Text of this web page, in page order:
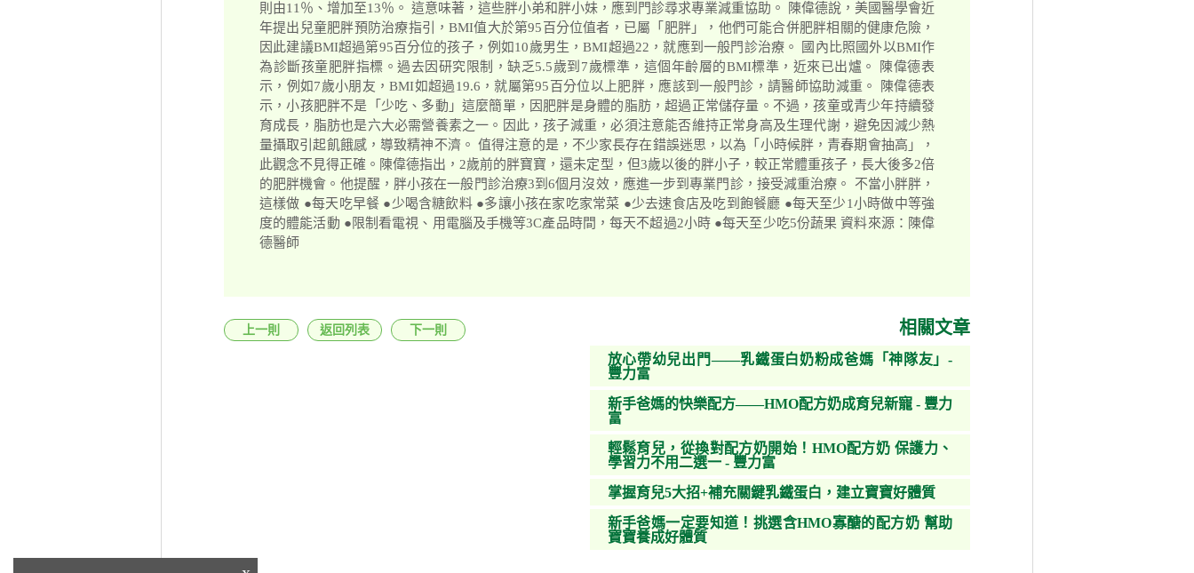
則由11％、增加至13％。 這意味著，這些胖小弟和胖小妹，應到門診尋求專業減重協助。 陳偉德說，美國醫學會近
年提出兒童肥胖預防治療指引，BMI值大於第95百分位值者，已屬「肥胖」，他們可能合併肥胖相關的健康危險，
因此建議BMI超過第95百分位的孩子，例如10歲男生，BMI超過22，就應到一般門診治療。 國內比照國外以BMI作
為診斷孩童肥胖指標。過去因研究限制，缺乏5.5歲到7歲標準，這個年齡層的BMI標準，近來已出爐。 陳偉德表
示，例如7歲小朋友，BMI如超過19.6，就屬第95百分位以上肥胖，應該到一般門診，請醫師協助減重。 陳偉德表
示，小孩肥胖不是「少吃、多動」這麼簡單，因肥胖是身體的脂肪，超過正常儲存量。不過，孩童或青少年持續發
育成長，脂肪也是六大必需營養素之一。因此，孩子減重，必須注意能否維持正常身高及生理代謝，避免因減少熱
量攝取引起飢餓感，導致精神不濟。 值得注意的是，不少家長存在錯誤迷思，以為「小時候胖，青春期會抽高」，
此觀念不見得正確。陳偉德指出，2歲前的胖寶寶，還未定型，但3歲以後的胖小子，較正常體重孩子，長大後多2倍
的肥胖機會。他提醒，胖小孩在一般門診治療3到6個月沒效，應進一步到專業門診，接受減重治療。 不當小胖胖，
這樣做 ●每天吃早餐 ●少喝含糖飲料 ●多讓小孩在家吃家常菜 ●少去速食店及吃到飽餐廳 ●每天至少1小時做中等強
度的體能活動 ●限制看電視、用電腦及手機等3C產品時間，每天不超過2小時 ●每天至少吃5份蔬果 資料來源：陳偉
德醫師
上一則 返回列表 下一則 相關文章
放心帶幼兒出門——乳鐵蛋白奶粉成爸媽「神隊友」-
豐力富
新手爸媽的快樂配方——HMO配方奶成育兒新寵 - 豐力
富
輕鬆育兒，從換對配方奶開始！HMO配方奶 保護力、
學習力不用二選一 - 豐力富
掌握育兒5大招+補充關鍵乳鐵蛋白，建立寶寶好體質
新手爸媽一定要知道！挑選含HMO寡醣的配方奶 幫助
寶寶養成好體質